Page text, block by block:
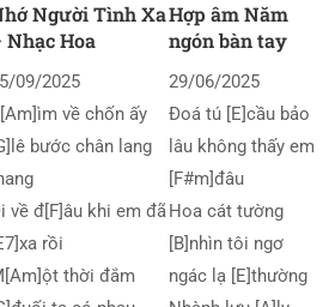
Người Tình Xa
Nhạc Hoa
09/2025
về chốn ấy
bước chân lang
về đ[F]âu khi em đã
rồi
thời đắm
Hợp âm Năm
ngón bàn tay
29/06/2025
Đoá tú [E]cầu bảo
lâu không thấy em
[F#m]đâu
Hoa cát tường
[B]nhìn tôi ngơ
ngác lạ [E]thường